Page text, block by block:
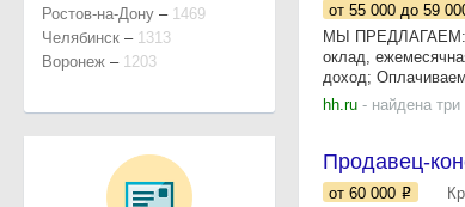
от 55 000 до 59
МЫ ПРЕДЛАГАЕМ:
оклад,
доход;
hh.ru - найдена
Продавец-
от 60 000
Ростов-на-Дону – 1469
Челябинск – 1313
Воронеж – 1203